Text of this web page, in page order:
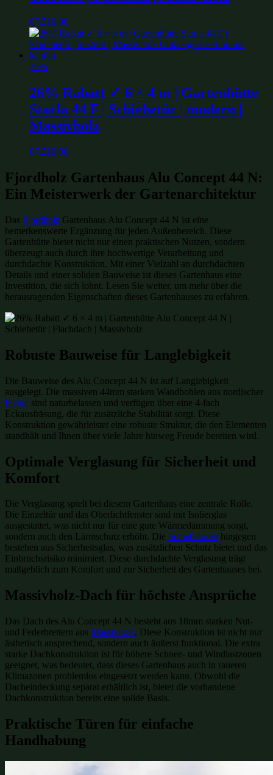
€7,519.00
26%
26% Rabatt ✓ 6 × 4 m | Gartenhütte
Starla 44 F | Schiebetür | modern |
Massivholz
€7,219.00
Fjordholz Gartenhaus Alu Concept 44 N:
Ein Meisterwerk der Gartenarchitektur
Das Fjordholz Gartenhaus Alu Concept 44 N ist eine
bemerkenswerte Ergänzung für jeden Außenbereich. Diese
Gartenhütte bietet nicht nur einen praktischen Nutzen, sondern
überzeugt auch durch ihre hochwertige Verarbeitung und
durchdachte Konstruktion. Mit einer Vielzahl an durchdachten
Details und einer soliden Bauweise ist dieses Gartenhaus eine
Investition, die sich lohnt. Lesen Sie weiter, um mehr über die
herausragenden Eigenschaften dieses Gartenhauses zu erfahren.
Robuste Bauweise für Langlebigkeit
Die Bauweise des Alu Concept 44 N ist auf Langlebigkeit
ausgelegt. Die massiven 44mm starken Wandbohlen aus nordischer
Fichte sind naturbelassen und verfügen über eine 4-fach
Eckausfräsung, die für zusätzliche Stabilität sorgt. Diese
Konstruktion gewährleistet eine robuste Struktur, die den Elementen
standhält und Ihnen über viele Jahre hinweg Freude bereiten wird.
Optimale Verglasung für Sicherheit und
Komfort
Die Verglasung spielt bei diesem Gartenhaus eine zentrale Rolle.
Die Einzeltür und das Oberlichtfenster sind mit Isolierglas
ausgestattet, was nicht nur für eine gute Wärmedämmung sorgt,
sondern auch den Lärmschutz erhöht. Die Schiebetüren hingegen
bestehen aus Sicherheitsglas, was zusätzlichen Schutz bietet und das
Einbruchsrisiko minimiert. Diese durchdachte Verglasung trägt
maßgeblich zum Komfort und zur Sicherheit des Gartenhauses bei.
Massivholz-Dach für höchste Ansprüche
Das Dach des Alu Concept 44 N besteht aus 18mm starken Nut-
und Federbrettern aus Massivholz. Diese Konstruktion ist nicht nur
ästhetisch ansprechend, sondern auch äußerst funktional. Die extra
starke Dachkonstruktion ist für höhere Schnee- und Windlastzonen
geeignet, was bedeutet, dass dieses Gartenhaus auch in raueren
Klimazonen problemlos eingesetzt werden kann. Obwohl die
Dacheindeckung separat erhältlich ist, bietet die vorhandene
Dachkonstruktion bereits eine solide Basis.
Praktische Türen für einfache
Handhabung